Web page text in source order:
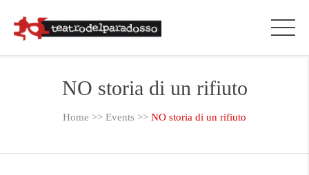
NO storia di un rifiuto
Home >> Events >> NO storia di un rifiuto